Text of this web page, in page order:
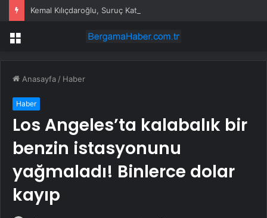
Menü
Anasayfa / Haber
Haber
Los Angeles’ta kalabalık bir
benzin istasyonunu
yağmaladı! Binlerce dolar
kayıp